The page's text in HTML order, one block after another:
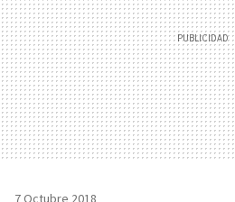
7 Octubre 2018